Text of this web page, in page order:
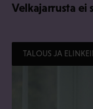
Velkajarrusta ei
TALOUS JA